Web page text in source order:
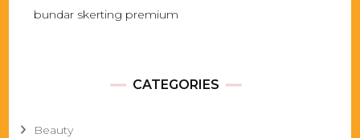
bundar skerting premium
CATEGORIES
Beauty